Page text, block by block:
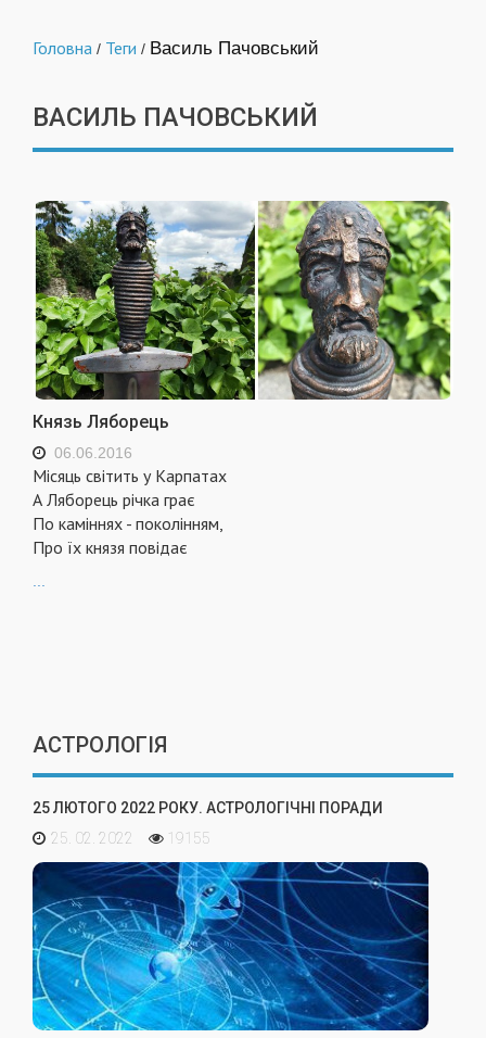
Головна / Теги / Василь Пачовський
ВАСИЛЬ ПАЧОВСЬКИЙ
Князь Ляборець
06.06.2016
Місяць світить у Карпатах
А Ляборець річка грає
По каміннях - поколінням,
Про їх князя повідає
...
АСТРОЛОГІЯ
25 ЛЮТОГО 2022 РОКУ. АСТРОЛОГІЧНІ ПОРАДИ
25. 02. 2022
19155